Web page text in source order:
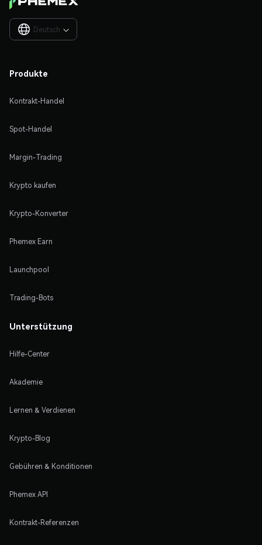
Deutsch 
Produkte
Kontrakt-Handel
Spot-Handel
Margin-Trading
Krypto kaufen
Krypto-Konverter
Phemex Earn
Launchpool
Trading-Bots
Unterstützung
Hilfe-Center
Akademie
Lernen & Verdienen
Krypto-Blog
Gebühren & Konditionen
Phemex API
Kontrakt-Referenzen